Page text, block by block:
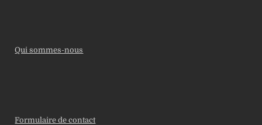
Qui sommes-nous
Formulaire de contact